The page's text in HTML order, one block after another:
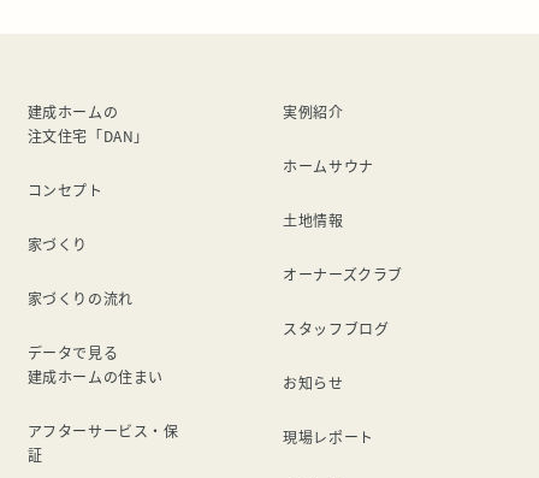
建成ホームの
注文住宅「DAN」
コンセプト
家づくり
家づくりの流れ
データで見る
建成ホームの住まい
アフターサービス・保
証
実例紹介
ホームサウナ
土地情報
オーナーズクラブ
スタッフブログ
お知らせ
現場レポート